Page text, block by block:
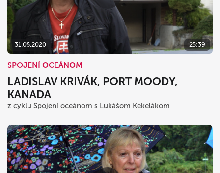
31.05.2020 25:39
SPOJENÍ OCEÁNOM
LADISLAV KRIVÁK, PORT MOODY,
KANADA
z cyklu Spojení oceánom s Lukášom Kekelákom